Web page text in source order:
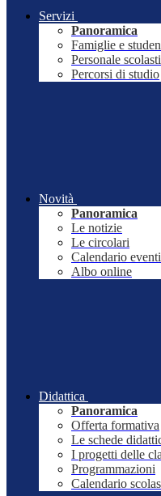
Servizi
Panoramica
Famiglie e
Personale
Percorsi di studio
Novità
Panoramica
Le notizie
Le circolari
Calendario eventi
Albo online
Didattica
Panoramica
Offerta formativa
Le schede
I progetti delle
Programmazioni
Calendario